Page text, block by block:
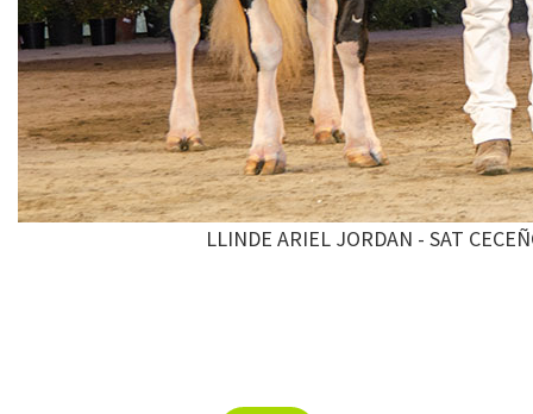
LLINDE ARIEL JORDAN - SAT